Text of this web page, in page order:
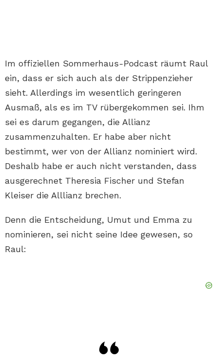
Im offiziellen Sommerhaus-Podcast räumt Raul
ein, dass er sich auch als der Strippenzieher
sieht. Allerdings im wesentlich geringeren
Ausmaß, als es im TV rübergekommen sei. Ihm
sei es darum gegangen, die Allianz
zusammenzuhalten. Er habe aber nicht
bestimmt, wer von der Allianz nominiert wird.
Deshalb habe er auch nicht verstanden, dass
ausgerechnet Theresia Fischer und Stefan
Kleiser die Alllianz brechen.
Denn die Entscheidung, Umut und Emma zu
nominieren, sei nicht seine Idee gewesen, so
Raul: